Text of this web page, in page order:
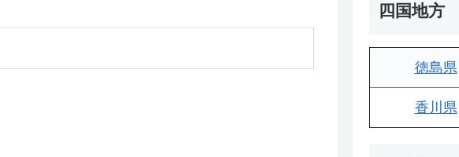
四国地方
徳島県
香川県